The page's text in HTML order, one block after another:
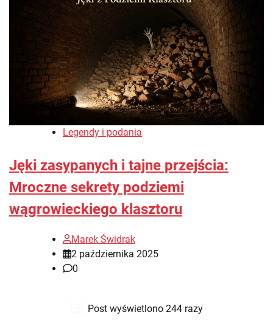
Legendy i podania
Jęki zasypanych i tajne przejścia:
Mroczne sekrety podziemi
wągrowieckiego klasztoru
Marek Świdrak
2 października 2025
0
Post wyświetlono 244 razy